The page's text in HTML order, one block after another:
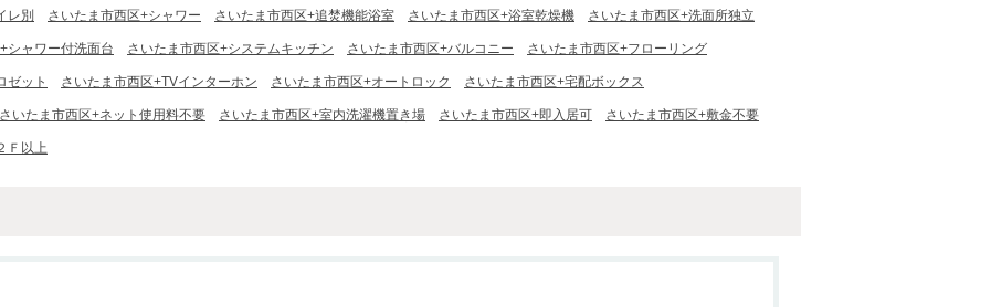
レ別 さいたま市西区+シャワー さいたま市西区+追焚機能浴室 さいたま市西区+浴室乾燥機 さいたま市西区+洗面所独立
シャワー付洗面台 さいたま市西区+システムキッチン さいたま市西区+バルコニー さいたま市西区+フローリング
ゼット さいたま市西区+TVインターホン さいたま市西区+オートロック さいたま市西区+宅配ボックス
さいたま市西区+ネット使用料不要 さいたま市西区+室内洗濯機置き場 さいたま市西区+即入居可 さいたま市西区+敷金不要
Ｆ以上